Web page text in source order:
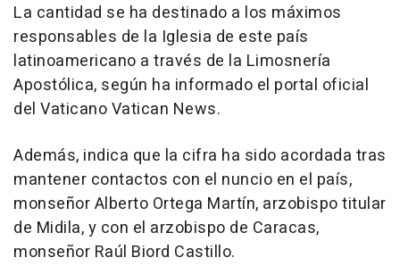
La cantidad se ha destinado a los máximos
responsables de la Iglesia de este país
latinoamericano a través de la Limosnería
Apostólica, según ha informado el portal oficial
del Vaticano Vatican News.
Además, indica que la cifra ha sido acordada tras
mantener contactos con el nuncio en el país,
monseñor Alberto Ortega Martín, arzobispo titular
de Midila, y con el arzobispo de Caracas,
monseñor Raúl Biord Castillo.